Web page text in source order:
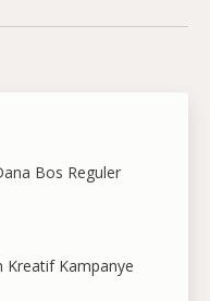
Bos Reguler
Kreatif Kampanye